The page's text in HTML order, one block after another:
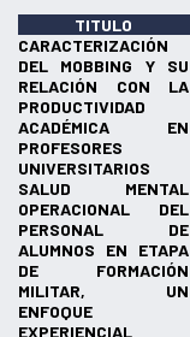
TITULO
CARACTERIZACIÓN
DEL MOBBING Y SU
RELACIÓN CON LA
PRODUCTIVIDAD
ACADÉMICA EN
PROFESORES
UNIVERSITARIOS
SALUD MENTAL
OPERACIONAL DEL
PERSONAL DE
ALUMNOS EN ETAPA
DE FORMACIÓN
MILITAR, UN
ENFOQUE
EXPERIENCIAL